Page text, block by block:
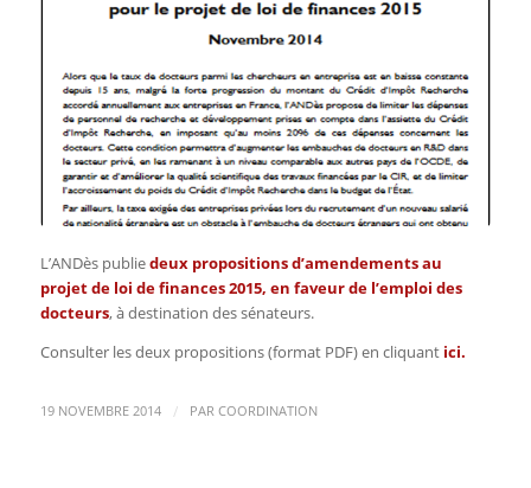
L’ANDès publiedeux propositions d’amendements au
projet de loi de finances 2015, en faveur de l’emploi des
docteurs, à destination des sénateurs.
Consulter les deux propositions (format PDF) en cliquant ici.
19 NOVEMBRE 2014 / PAR COORDINATION